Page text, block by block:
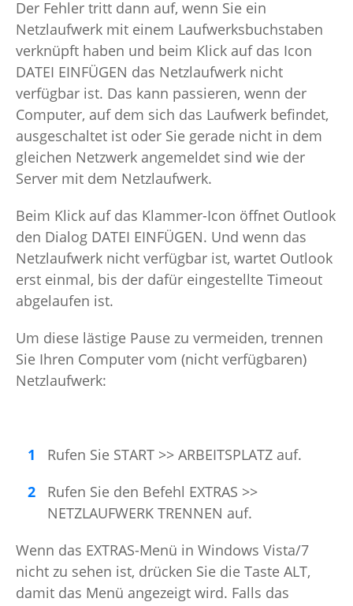
Der Fehler tritt dann auf, wenn Sie ein
Netzlaufwerk mit einem Laufwerksbuchstaben
verknüpft haben und beim Klick auf das Icon
DATEI EINFÜGEN das Netzlaufwerk nicht
verfügbar ist. Das kann passieren, wenn der
Computer, auf dem sich das Laufwerk befindet,
ausgeschaltet ist oder Sie gerade nicht in dem
gleichen Netzwerk angemeldet sind wie der
Server mit dem Netzlaufwerk.
Beim Klick auf das Klammer-Icon öffnet Outlook
den Dialog DATEI EINFÜGEN. Und wenn das
Netzlaufwerk nicht verfügbar ist, wartet Outlook
erst einmal, bis der dafür eingestellte Timeout
abgelaufen ist.
Um diese lästige Pause zu vermeiden, trennen
Sie Ihren Computer vom (nicht verfügbaren)
Netzlaufwerk:
Rufen Sie START >> ARBEITSPLATZ auf.
Rufen Sie den Befehl EXTRAS >>
NETZLAUFWERK TRENNEN auf.
Wenn das EXTRAS-Menü in Windows Vista/7
nicht zu sehen ist, drücken Sie die Taste ALT,
damit das Menü angezeigt wird. Falls das